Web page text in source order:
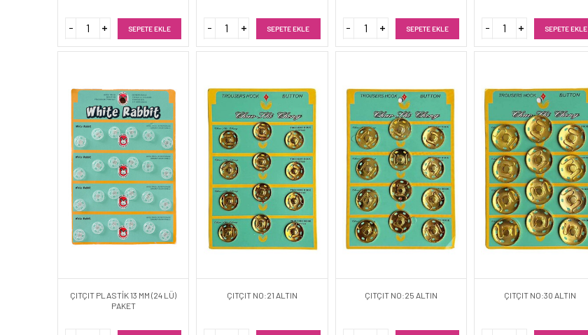
SEPETE EKLE SEPETE EKLE SEPETE EKLE SEPETE EKLE
ÇITÇIT PLASTİK 13 MM (24 LÜ)
PAKET
ÇITÇIT NO:21 ALTIN ÇITÇIT NO:25 ALTIN ÇITÇIT NO:30 ALTIN